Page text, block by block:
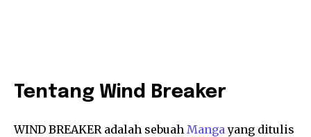
Tentang Wind Breaker
WIND BREAKER adalah sebuah Manga yang ditulis